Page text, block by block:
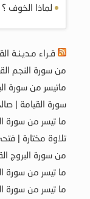
لماذا الخوف
قـراء مـديـنـة
من سورة النجم
ماتيسر من سورة
سورة القيامة |
ما تيسر من سورة
تلاوة مختارة |
من سورة البروج
ما تيسر من سورة
ما تيسر من سورة